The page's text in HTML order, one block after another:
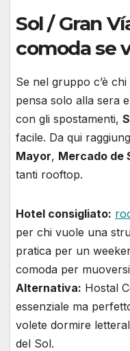
Sol / Gran
comoda se
Se nel gruppo c’è
pensa solo alla sera
con gli spostamenti,
facile. Da qui
Mayor, Mercado de
tanti rooftop.
Hotel consigliato:
per chi vuole una
pratica per un
comoda per
Alternativa: Hostal
essenziale ma
volete dormire
del Sol.